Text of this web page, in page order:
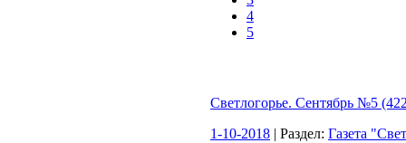
4
5
Светлогорье. Сентябрь №5
1-10-2018 | Раздел: Газета